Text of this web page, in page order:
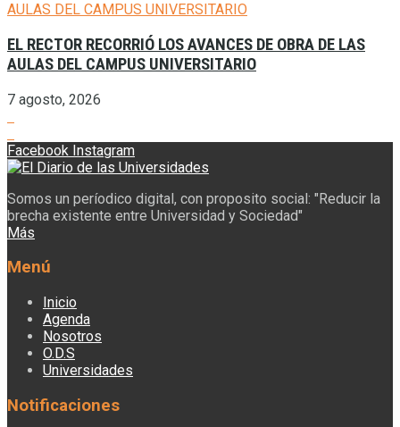
EL RECTOR RECORRIÓ LOS AVANCES DE OBRA DE LAS
AULAS DEL CAMPUS UNIVERSITARIO
7 agosto, 2026
Facebook Instagram
Somos un períodico digital, con proposito social: "Reducir la
brecha existente entre Universidad y Sociedad"
Más
Menú
Inicio
Agenda
Nosotros
O.D.S
Universidades
Notificaciones